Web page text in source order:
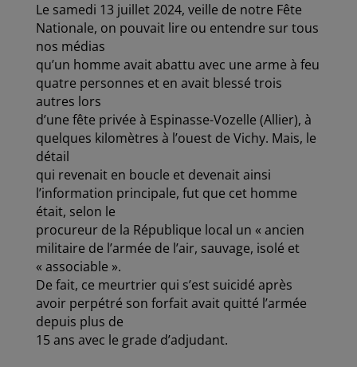
Le samedi 13 juillet 2024, veille de notre Fête
Nationale, on pouvait lire ou entendre sur tous
nos médias
qu’un homme avait abattu avec une arme à feu
quatre personnes et en avait blessé trois
autres lors
d’une fête privée à Espinasse-Vozelle (Allier), à
quelques kilomètres à l’ouest de Vichy. Mais, le
détail
qui revenait en boucle et devenait ainsi
l’information principale, fut que cet homme
était, selon le
procureur de la République local un « ancien
militaire de l’armée de l’air, sauvage, isolé et
« associable ».
De fait, ce meurtrier qui s’est suicidé après
avoir perpétré son forfait avait quitté l’armée
depuis plus de
15 ans avec le grade d’adjudant.